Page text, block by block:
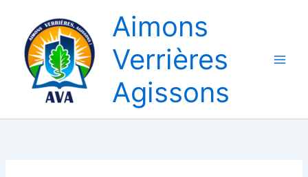
contenu
Aimons
Verrières
Agissons